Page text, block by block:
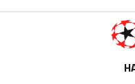
CESARETLERINDEN DOLAYI
BELGOROD
GÖNÜLLÜLERE TEŞEKKÜR